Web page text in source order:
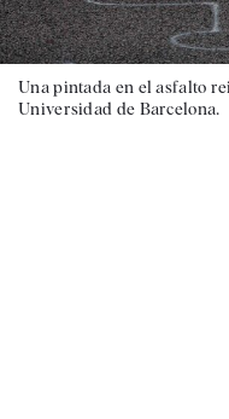
Una pintada en el asfalto
Universidad de Barcelona.